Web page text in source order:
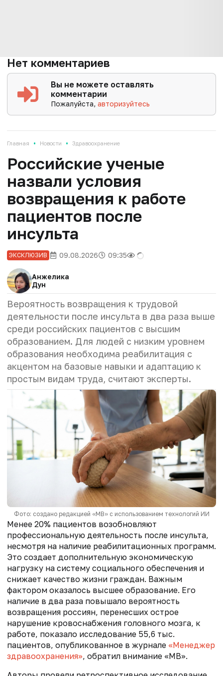
Нет комментариев
Вы не можете оставлять
комментарии
Пожалуйста,авторизуйтесь
Главная • Новости • Здравоохранение
Российские ученые
назвали условия
возвращения к работе
пациентов после
инсульта
ЭКСКЛЮЗИВ 09.08.2026 09:35
Анжелика
Дун
Вероятность возвращения к трудовой
деятельности после инсульта в два раза выше
среди российских пациентов с высшим
образованием. Для людей с низким уровнем
образования необходима реабилитация с
акцентом на базовые навыки и адаптацию к
простым видам труда, считают эксперты.
Фото: создано редакцией «МВ» с использованием технологий ИИ
Менее 20% пациентов возобновляют
профессиональную деятельность после инсульта,
несмотря на наличие реабилитационных программ.
Это создает дополнительную экономическую
нагрузку на систему социального обеспечения и
снижает качество жизни граждан. Важным
фактором оказалось высшее образование. Его
наличие в два раза повышало вероятность
возвращения россиян, перенесших острое
нарушение кровоснабжения головного мозга, к
работе, показало исследование 55,6 тыс.
пациентов, опубликованное в журнале «Менеджер
здравоохранения», обратил внимание «МВ».